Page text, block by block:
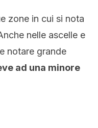
zone in cui si nota
nelle ascelle e
notare grande
ad una minore